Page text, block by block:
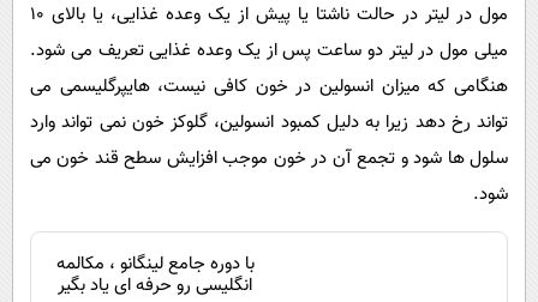
مول در لیتر در حالت ناشتا یا پیش از یک وعده غذایی، یا بالای 10
میلی مول در لیتر دو ساعت پس از یک وعده غذایی تعریف می شود.
هنگامی که میزان انسولین در خون کافی نیست، هایپرگلیسمی می
تواند رخ دهد زیرا به دلیل کمبود انسولین، گلوکز خون نمی تواند وارد
سلول ها شود و تجمع آن در خون موجب افزایش سطح قند خون می
شود.
با دوره جامع لینگانو ، مکالمه
انگلیسی رو حرفه ای یاد بگیر